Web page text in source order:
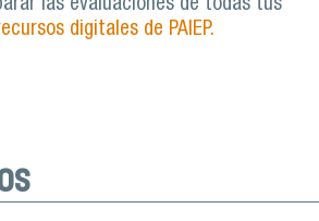
las evaluaciones de todas tus
digitales de PAIEP.